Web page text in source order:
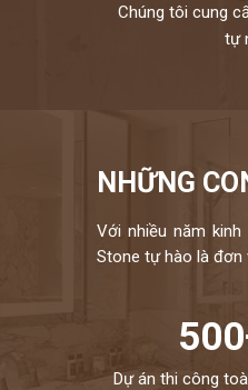
Chúng tôi cung
tự
NHỮNG
Với nhiều năm
Stone tự hào là đơn
Dự án thi công